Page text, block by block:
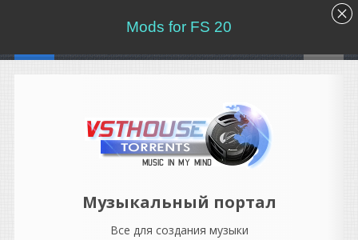
Музыкальный портал
Все для создания музыки
Mods for FS 20